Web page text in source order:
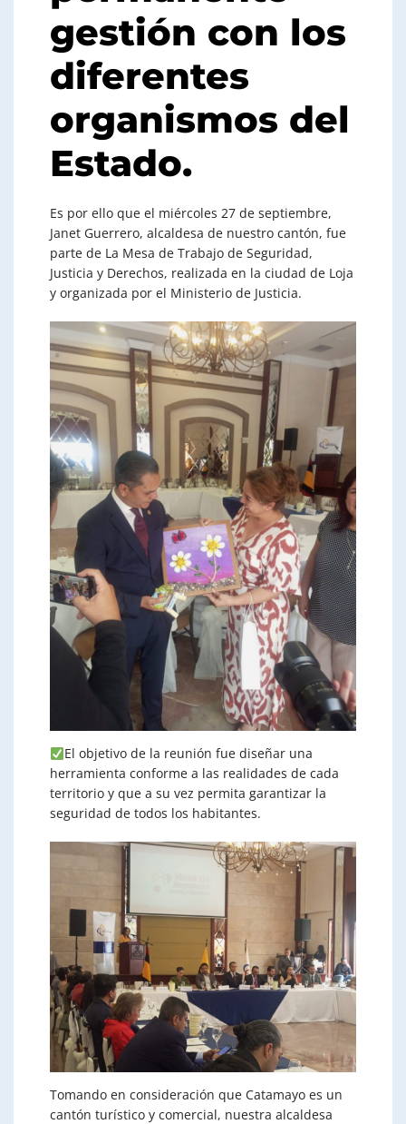
gestión con los
diferentes
organismos del
Estado.
Es por ello que el miércoles 27 de septiembre,
Janet Guerrero, alcaldesa de nuestro cantón, fue
parte de La Mesa de Trabajo de Seguridad,
Justicia y Derechos, realizada en la ciudad de Loja
y organizada por el Ministerio de Justicia.
El objetivo de la reunión fue diseñar una
herramienta conforme a las realidades de cada
territorio y que a su vez permita garantizar la
seguridad de todos los habitantes.
Tomando en consideración que Catamayo es un
cantón turístico y comercial, nuestra alcaldesa